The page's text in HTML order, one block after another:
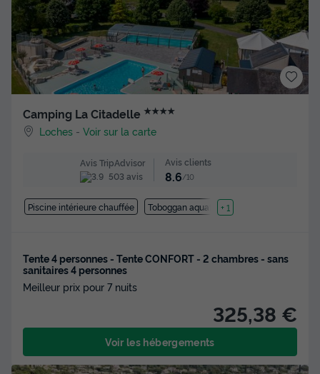
Camping La Citadelle ★★★★
Loches -Voir sur la carte
Avis TripAdvisor
503 avis
Avis clients
8.6/10
Piscine intérieure chauffée Toboggan aquatique
+ 1
Tente 4 personnes - Tente CONFORT - 2 chambres - sans
sanitaires 4 personnes
Meilleur prix pour 7 nuits
325,38 €
Voir les hébergements